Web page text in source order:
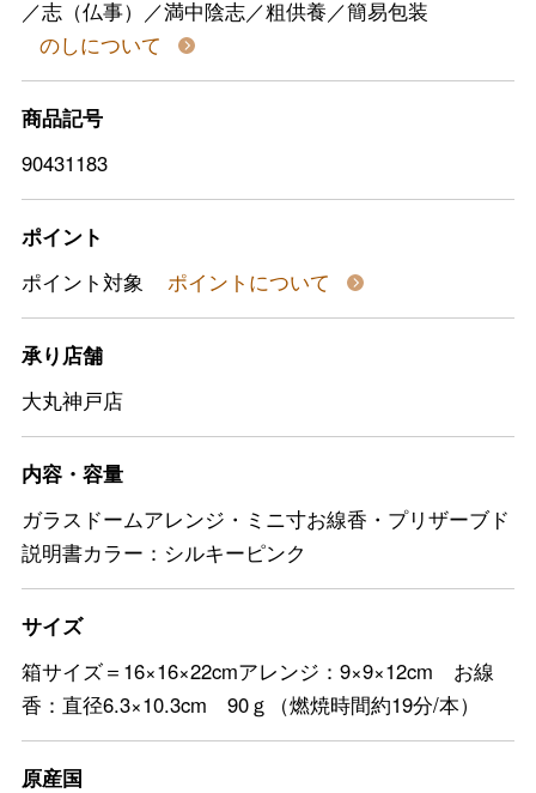
／志（仏事）／満中陰志／粗供養／簡易包装
のしについて
商品記号
90431183
ポイント
ポイント対象
ポイントについて
承り店舗
大丸神戸店
内容・容量
ガラスドームアレンジ・ミニ寸お線香・プリザーブド
説明書カラー：シルキーピンク
サイズ
箱サイズ＝16×16×22cmアレンジ：9×9×12cm お線
香：直径6.3×10.3cm 90ｇ（燃焼時間約19分/本）
原産国